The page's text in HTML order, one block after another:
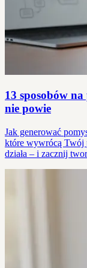
13 sposobów
nie powie
Jak generować
które wywrócą Twój
działa – i zacznij